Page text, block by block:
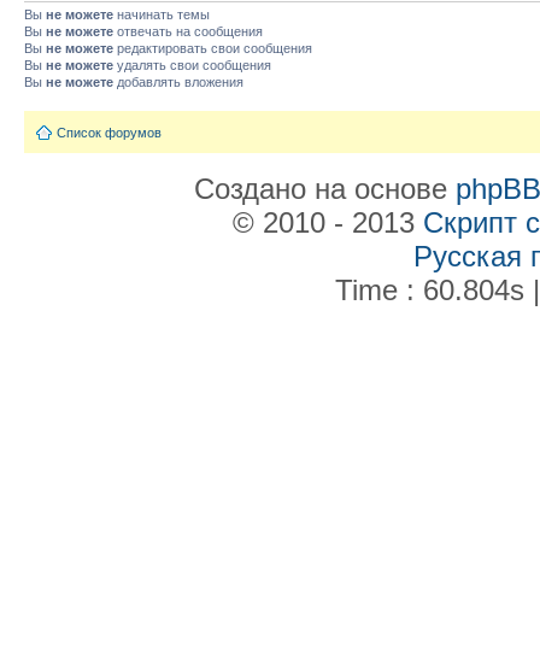
Вы не можете начинать темы
Вы не можете отвечать на сообщения
Вы не можете редактировать свои сообщения
Вы не можете удалять свои сообщения
Вы не можете добавлять вложения
Список форумов
Создано на основе phpBB
© 2010 - 2013 Скрипт
Русская
Time : 60.804s